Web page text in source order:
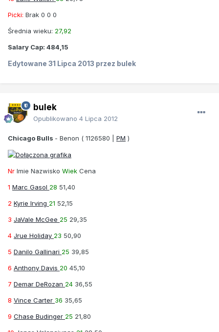
Picki: Brak 0 0 0
Średnia wieku: 27,92
Salary Cap: 484,15
Edytowane 31 Lipca 2013 przez bulek
bulek
Opublikowano 4 Lipca 2012
Chicago Bulls - Benon ( 1126580 | PM )
Nr Imie Nazwisko Wiek Cena
1 Marc Gasol 28 51,40
2 Kyrie Irving 21 52,15
3 JaVale McGee 25 29,35
4 Jrue Holiday 23 50,90
5 Danilo Gallinari 25 39,85
6 Anthony Davis 20 45,10
7 Demar DeRozan 24 36,55
8 Vince Carter 36 35,65
9 Chase Budinger 25 21,80